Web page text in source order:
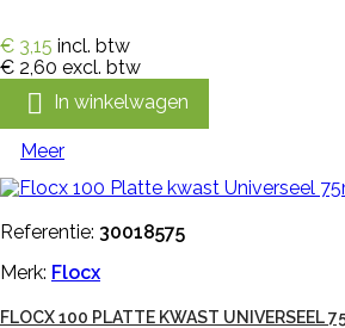
€ 3,15 incl. btw
€ 2,60 excl. btw
 In winkelwagen
Meer
Referentie: 30018575
Merk: Flocx
FLOCX 100 PLATTE KWAST UNIVERSEEL